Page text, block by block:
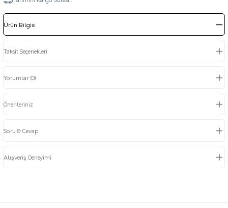
Ürün Bilgisi
Taksit Seçenekleri
Yorumlar (0)
Önerileriniz
Soru & Cevap
Alışveriş Deneyimi